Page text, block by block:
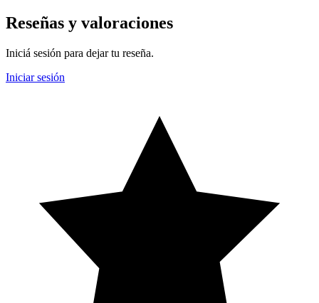
Reseñas y valoraciones
Iniciá sesión para dejar tu reseña.
Iniciar sesión